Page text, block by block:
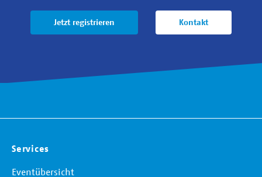
Jetzt registrieren Kontakt
Services
Eventübersicht